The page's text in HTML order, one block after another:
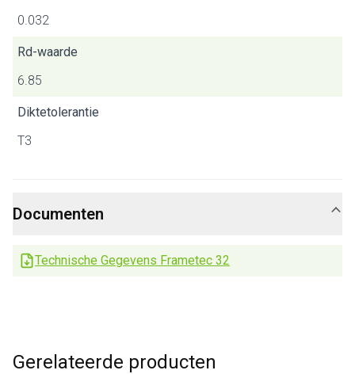
0.032
Rd-waarde
6.85
Diktetolerantie
T3
Documenten
Technische Gegevens Frametec 32
Gerelateerde producten